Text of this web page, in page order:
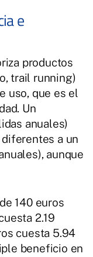
e
productos
trail running)
uso, que es el
Un
anuales)
a un
aunque
140 euros
2.19
cuesta 5.94
beneficio en